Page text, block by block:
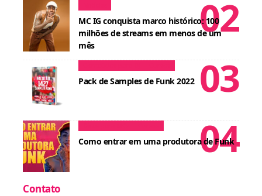
MC IG conquista marco histórico: 100
milhões de streams em menos de um
mês
Pack de Samples de Funk 2022
Como entrar em uma produtora de Funk
Contato